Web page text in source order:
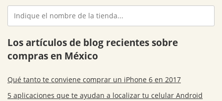
Los artículos de blog recientes sobre
compras en México
Qué tanto te conviene comprar un iPhone 6 en 2017
5 aplicaciones que te ayudan a localizar tu celular Android